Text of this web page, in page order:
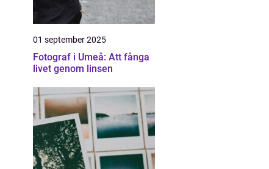
01 september 2025
Fotograf i Umeå: Att fånga
livet genom linsen